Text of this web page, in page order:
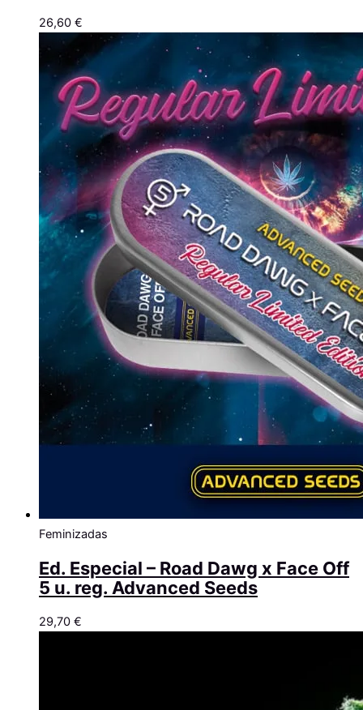
26,60 €
Feminizadas
Ed. Especial – Road Dawg x Face Off
5 u. reg. Advanced Seeds
29,70 €